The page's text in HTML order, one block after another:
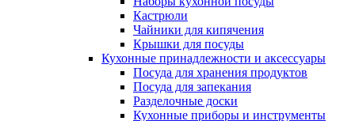
Кастрюли
Чайники для кипячения
Крышки для посуды
Кухонные принадлежности и аксессуары
Посуда для хранения продуктов
Посуда для запекания
Разделочные доски
Кухонные приборы и инструменты